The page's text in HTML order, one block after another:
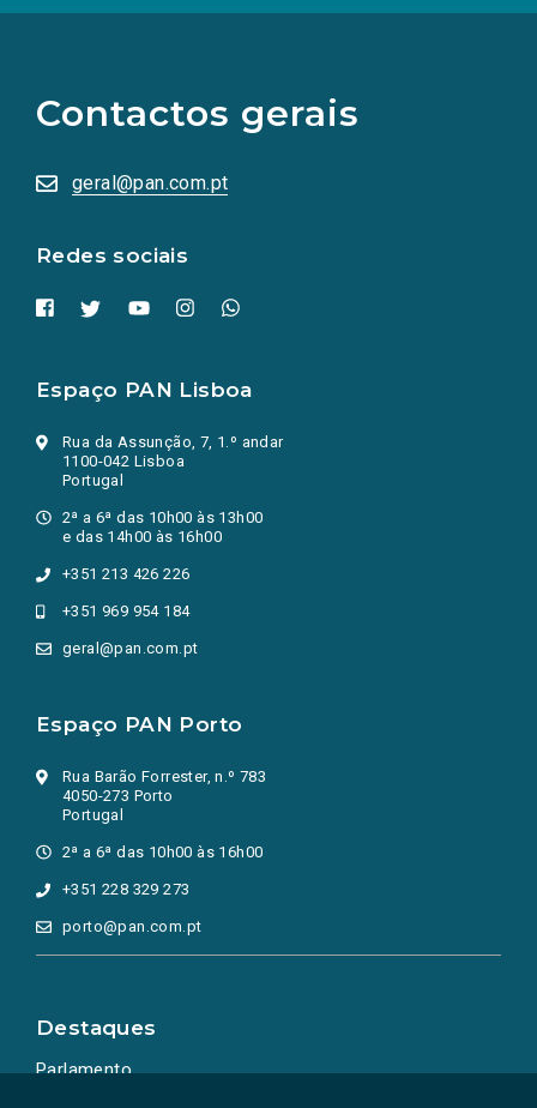
Contactos gerais
geral@pan.com.pt
Redes sociais
redes
sociais
numa
nova
Espaço PAN Lisboa
Rua da Assunção, 7, 1.º andar
1100-042 Lisboa
Portugal
2ª a 6ª das 10h00 às 13h00
e das 14h00 às 16h00
+351 213 426 226
+351 969 954 184
geral@pan.com.pt
Espaço PAN Porto
Rua Barão Forrester, n.º 783
4050-273 Porto
Portugal
2ª a 6ª das 10h00 às 16h00
+351 228 329 273
porto@pan.com.pt
Destaques
Parlamento